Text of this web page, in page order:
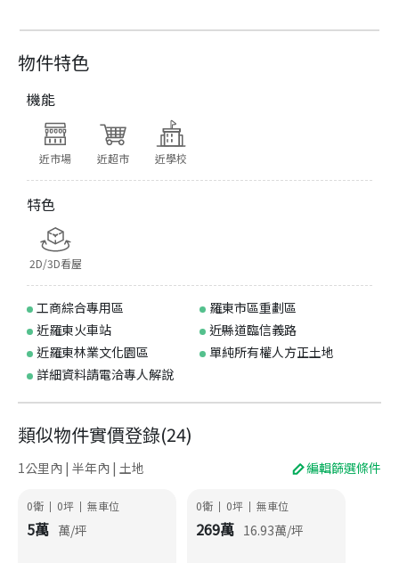
物件特色
機能
近市場 近超市 近學校
特色
2D/3D看屋
工商綜合專用區
羅東市區重劃區
近羅東火車站
近縣道臨信義路
近羅東林業文化園區
單純所有權人方正土地
詳細資料請電洽專人解說
類似物件實價登錄(24)
1公里內 | 半年內 | 土地 編輯篩選條件
0衛 | 0坪 | 無車位
5萬 萬/坪
0衛 | 0坪 | 無車位
269萬 16.93萬/坪